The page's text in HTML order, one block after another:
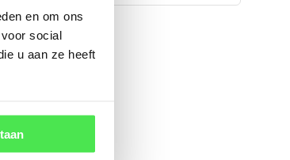
en om ons
social
u aan ze heeft